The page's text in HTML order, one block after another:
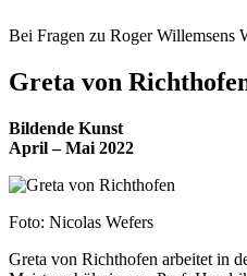
Bei Fragen zu Roger Willemsens
Greta von
Bildende Kunst
April – Mai 2022
Foto: Nicolas Wefers
Greta von Richthofen arbeitet in